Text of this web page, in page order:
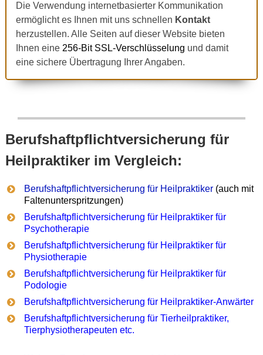
Die Verwendung internetbasierter Kommunikation
ermöglicht es Ihnen mit uns schnellen Kontakt
herzustellen. Alle Seiten auf dieser Website bieten
Ihnen eine 256-Bit SSL-Verschlüsselung und damit
eine sichere Übertragung Ihrer Angaben.
Berufshaftpflichtversicherung für
Heilpraktiker im Vergleich:
Berufshaftpflichtversicherung für Heilpraktiker (auch mit
Faltenunterspritzungen)
Berufshaftpflichtversicherung für Heilpraktiker für
Psychotherapie
Berufshaftpflichtversicherung für Heilpraktiker für
Physiotherapie
Berufshaftpflichtversicherung für Heilpraktiker für
Podologie
Berufshaftpflichtversicherung für Heilpraktiker-Anwärter
Berufshaftpflichtversicherung für Tierheilpraktiker,
Tierphysiotherapeuten etc.